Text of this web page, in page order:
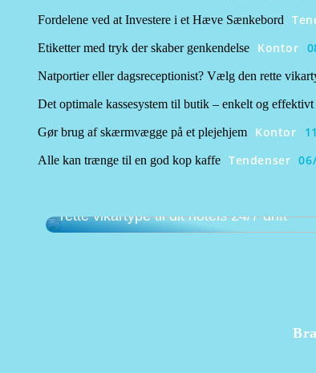
Fordelene ved at Investere i et Hæve Sænkebord
Etiketter med tryk der skaber genkendelse Kontor
Natportier eller dagsreceptionist? Vælg den rette
Det optimale kassesystem til butik – enkelt og effektivt
Gør brug af skærmvægge på et plejehjem Kontor
Alle kan trænge til en god kop kaffe Tendenser
rette vikartype til dit hotels 24/7 drift